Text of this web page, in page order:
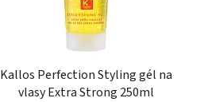
Kallos Perfection Styling gél na
vlasy Extra Strong 250ml